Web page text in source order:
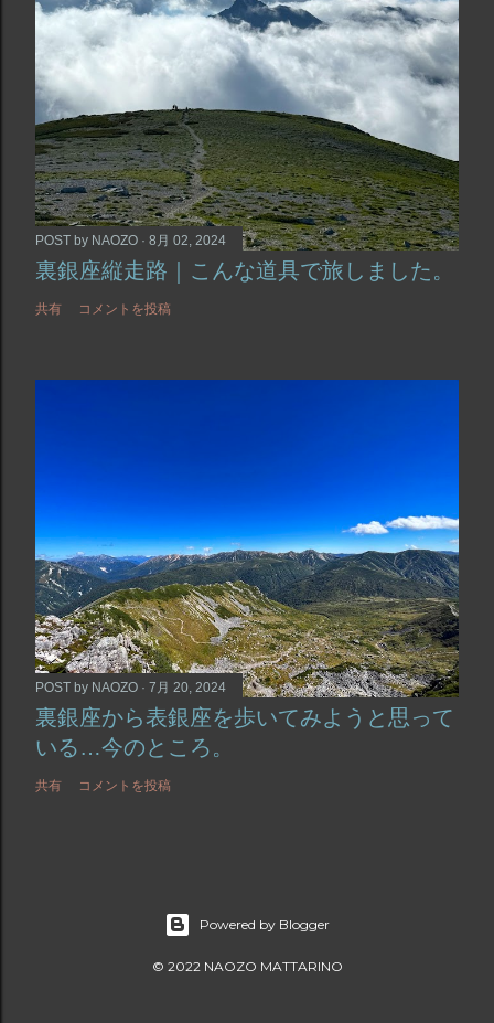
POST by NAOZO 8月 02, 2024
裏銀座縦走路｜こんな道具で旅しました。
共有 コメントを投稿
POST by NAOZO 7月 20, 2024
裏銀座から表銀座を歩いてみようと思って
いる…今のところ。
共有 コメントを投稿
Powered by Blogger
© 2022 NAOZO MATTARINO